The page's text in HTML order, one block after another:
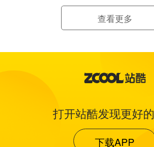
查看更多
打开站酷发现更好
下载APP